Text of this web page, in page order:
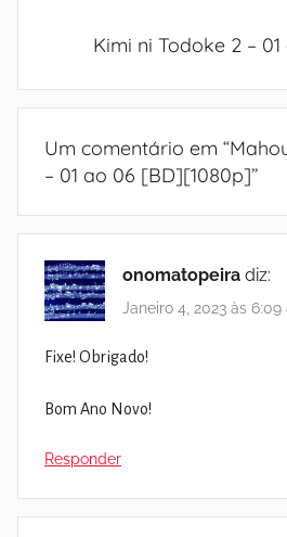
Kimi ni Todoke 2 –
Um comentário em “
– 01 ao 06 [BD][1080p]”
onomatopeira diz:
Janeiro 4, 2023 às 6:09
Fixe! Obrigado!
Bom Ano Novo!
Responder